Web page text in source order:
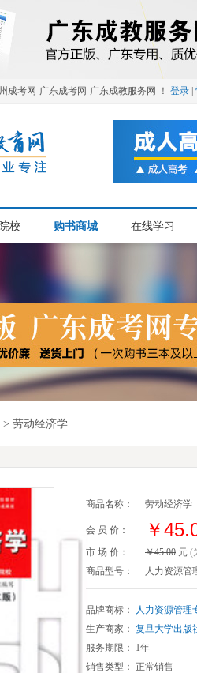
成考网-广东成考网-广东成教服务网 ！ 登录
校 购书商城 在线学习
> 劳动经济学
商品名称： 劳动经济学
会 员 价： ￥
市 场 价： ￥45.00 元 (
商品型号：
人力资源管
品牌商标：
人力资源管理
生产商家： 复旦大学出版
服务期限： 1年
销售类型： 正常销售